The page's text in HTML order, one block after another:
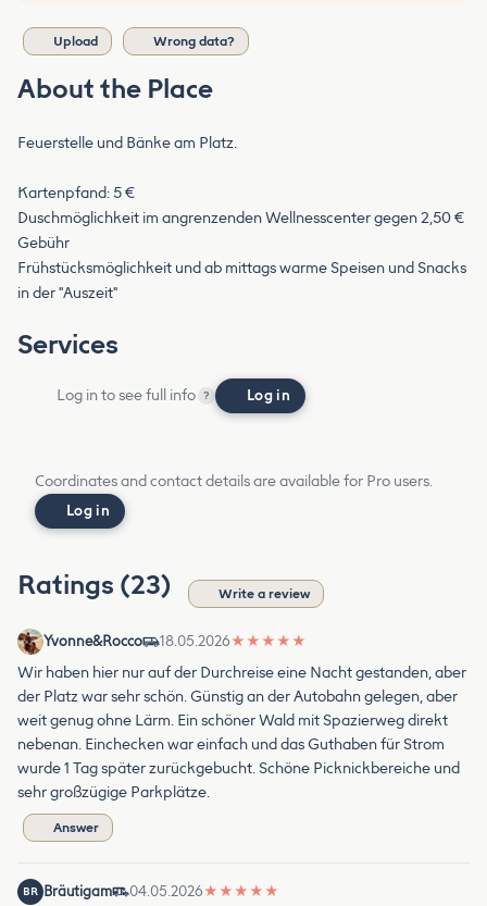
Upload Wrong data?
About the Place
Feuerstelle und Bänke am Platz.
Kartenpfand: 5 €
Duschmöglichkeit im angrenzenden Wellnesscenter gegen 2,50 €
Gebühr
Frühstücksmöglichkeit und ab mittags warme Speisen und Snacks
in der "Auszeit"
Services
Log in to see full info ? Log in
Coordinates and contact details are available for Pro users.
Log in
Ratings (23) Write a review
Yvonne&Rocco 18.05.2026★ ★ ★ ★ ★
Wir haben hier nur auf der Durchreise eine Nacht gestanden, aber
der Platz war sehr schön. Günstig an der Autobahn gelegen, aber
weit genug ohne Lärm. Ein schöner Wald mit Spazierweg direkt
nebenan. Einchecken war einfach und das Guthaben für Strom
wurde 1 Tag später zurückgebucht. Schöne Picknickbereiche und
sehr großzügige Parkplätze.
Answer
BR Bräutigam 04.05.2026★ ★ ★ ★ ★